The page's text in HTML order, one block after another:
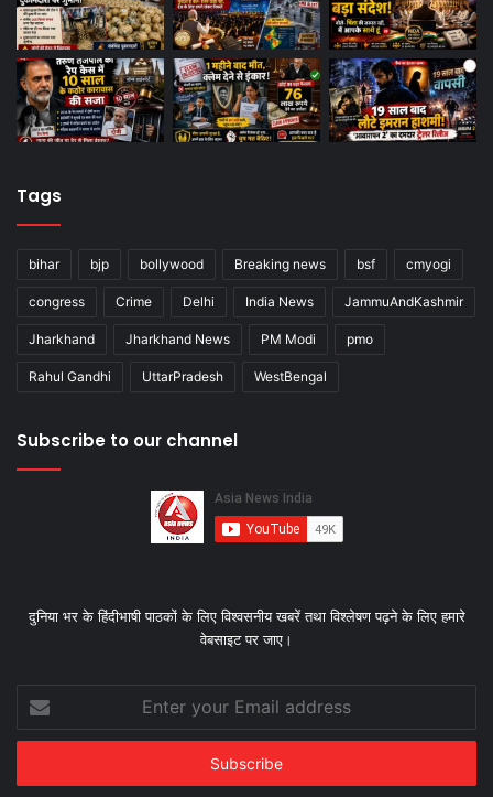
Tags
bihar bjp bollywood Breaking news bsf cmyogi
congress Crime Delhi India News JammuAndKashmir
Jharkhand Jharkhand News PM Modi pmo
Rahul Gandhi UttarPradesh WestBengal
Subscribe to our channel
दुनिया भर के हिंदीभाषी पाठकों के लिए विश्‍वसनीय खबरें तथा विश्लेषण पढ़ने के लिए हमारे
वेबसाइट पर जाए।
your
Email